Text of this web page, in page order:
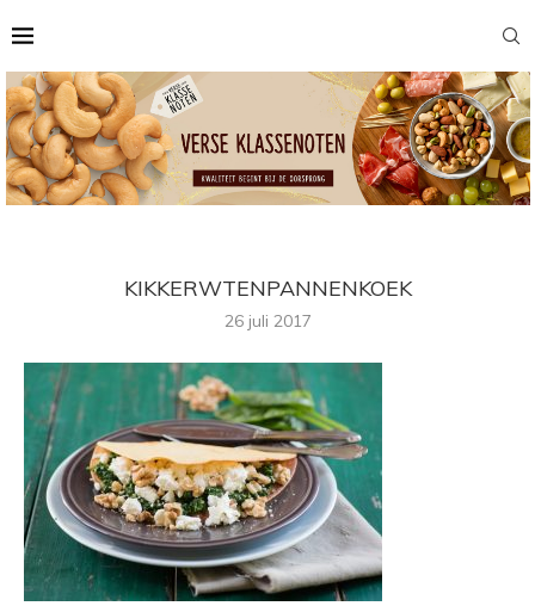
KIKKERWTENPANNENKOEK
26 juli 2017